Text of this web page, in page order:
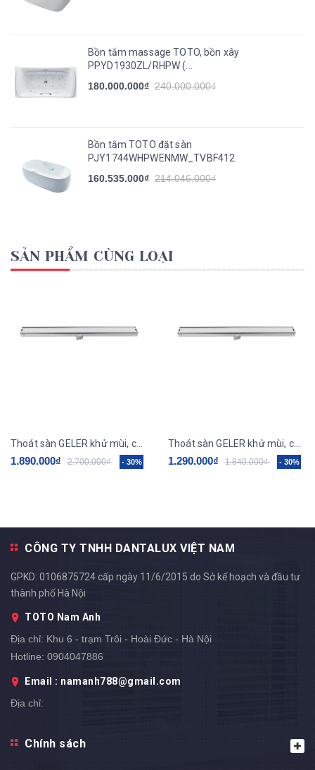
Bồn tắm massage TOTO, bồn xây
PPYD1930ZL/RHPW (...
180.000.000₫ 240.000.000₫
Bồn tắm TOTO đặt sàn
PJY1744WHPWENMW_TVBF412
160.535.000₫ 214.046.000₫
SẢN PHẨM CÙNG LOẠI
Thoát sàn GELER khử mùi, chống côn trùng GL14
1.890.000₫ 2.700.000₫ - 30%
Thoát sàn GELER khử mùi, chống côn trùng GL12
1.290.000₫ 1.840.000₫ - 30%
CÔNG TY TNHH DANTALUX VIỆT NAM
GPKD: 0106875724 cấp ngày 11/6/2015 do Sở kế hoạch và đầu tư
thành phố Hà Nội
TOTO Nam Anh
Địa chỉ: Khu 6 - trạm Trôi - Hoài Đức - Hà Nội
Hotline: 0904047886
Email : namanh788@gmail.com
Địa chỉ: